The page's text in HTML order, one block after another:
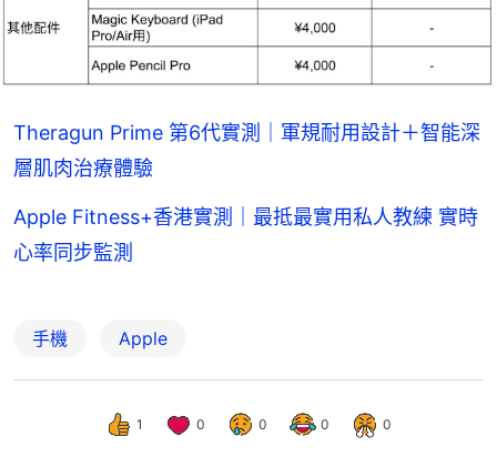
Theragun Prime 第6代實測｜軍規耐用設計＋智能深
層肌肉治療體驗
Apple Fitness+香港實測｜最抵最實用私人教練 實時
心率同步監測
手機 Apple
1 0 0 0 0